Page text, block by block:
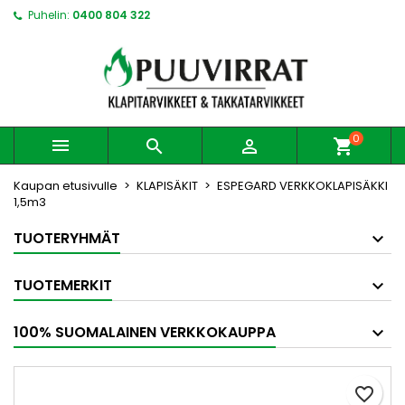
Puhelin: 0400 804 322
   shopping_cart0
Kaupan etusivulle KLAPISÄKIT
ESPEGARD VERKKOKLAPISÄKKI
1,5m3
TUOTERYHMÄT
TUOTEMERKIT
100% SUOMALAINEN VERKKOKAUPPA
favorite_border